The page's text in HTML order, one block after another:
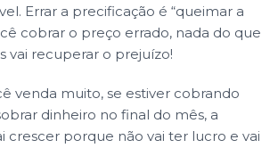
Errar a precificação é “queimar a
cobrar o preço errado, nada do que
vai recuperar o prejuízo!
venda muito, se estiver cobrando
dinheiro no final do mês, a
crescer porque não vai ter lucro e vai